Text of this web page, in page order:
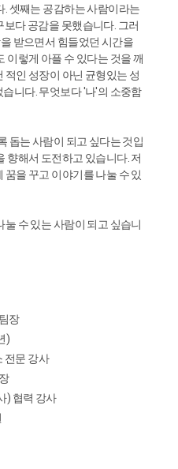
. 셋째는 공감하는 사람이라는
다 공감을 못했습니다. 그러
받으면서 힘들었던 시간을
이렇게 아플 수 있다는 것을 깨
적인 성장이 아닌 균형있는 성
니다. 무엇보다 '나'의 소중함
돕는 사람이 되고 싶다는 것입
향해서 도전하고 있습니다. 저
을 꾸고 이야기를 나눌 수 있
수 있는 사람이 되고 싶습니
장
)
전문 강사
) 협력 강사